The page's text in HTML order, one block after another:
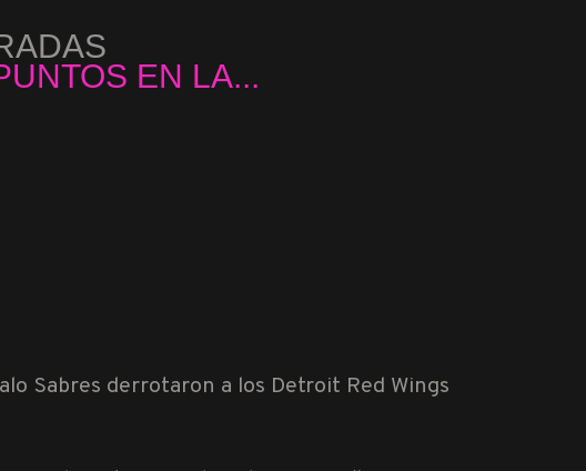
EN LA...
Sabres derrotaron a los Detroit Red Wings